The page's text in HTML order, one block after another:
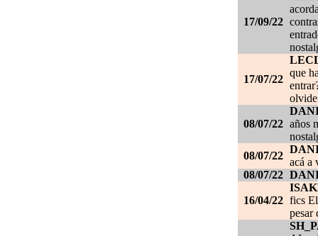
17/09/22
17/07/22
que
08/07/22 años
08/07/22
acá a
08/07/22
16/04/22 fics
pesar